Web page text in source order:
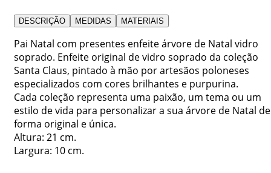
DESCRIÇÃO MEDIDAS MATERIAIS
Pai Natal com presentes enfeite árvore de Natal vidro
soprado. Enfeite original de vidro soprado da coleção
Santa Claus, pintado à mão por artesãos poloneses
especializados com cores brilhantes e purpurina.
Cada coleção representa uma paixão, um tema ou um
estilo de vida para personalizar a sua árvore de Natal de
forma original e única.
Altura: 21 cm.
Largura: 10 cm.